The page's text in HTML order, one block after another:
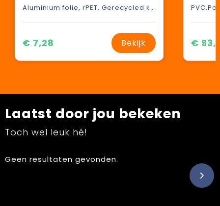
Aluminium folie, rPET, Gerecycled katoen
€ 7,28 Bekijk €
Laatst door jou bekeken
Toch wel leuk hé!
Geen resultaten gevonden.